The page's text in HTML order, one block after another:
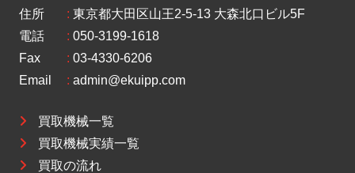
住所
: 東京都大田区山王2-5-13 大森北口ビル5F
電話
: 050-3199-1618
Fax
: 03-4330-6206
Email
: admin@ekuipp.com
買取機械一覧
買取機械実績一覧
買取の流れ